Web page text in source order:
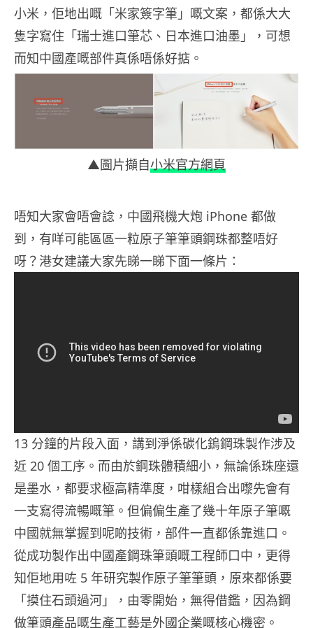
小米，佢地出嘅「米家簽字筆」嘅文案，都係大大
隻字寫住「瑞士進口筆芯、日本進口油墨」，可想
而知中國產嘅部件真係唔係好掂。
▲圖片擷自小米官方網頁
唔知大家會唔會諗，中國飛機大炮 iPhone 都做
到，有咩可能區區一粒原子筆筆頭鋼珠都整唔好
呀？港女建議大家先睇一睇下面一條片：
13 分鐘的片段入面，講到淨係碳化鎢鋼珠製作涉及
近 20 個工序。而由於鋼珠體積細小，無論係珠座還
是墨水，都要求極高精準度，咁樣組合出嚟先會有
一支寫得流暢嘅筆。但偏偏生產了幾十年原子筆嘅
中國就無掌握到呢啲技術，部件一直都係靠進口。
從成功製作出中國產鋼珠筆頭嘅工程師口中，更得
知佢地用咗 5 年研究製作原子筆筆頭，原來都係要
「摸住石頭過河」，由零開始，無得借鑑，因為鋼
做筆頭產品嘅生產工藝是外國企業嘅核心機密。